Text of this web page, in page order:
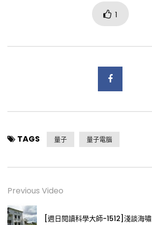
1
TAGS 量子 量子電腦
Previous Video
[週日閱讀科學大師-1512]淺談海嘯